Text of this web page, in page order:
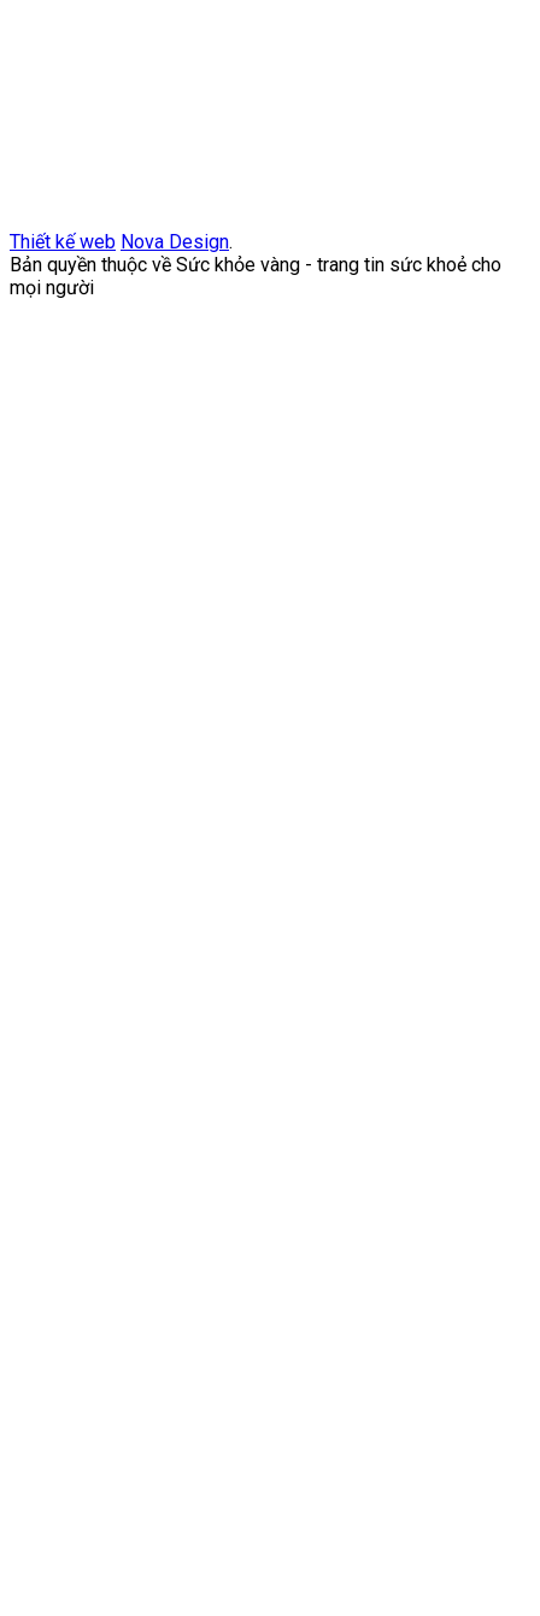
Thiết kế web Nova Design.
Bản quyền thuộc về Sức khỏe vàng - trang tin sức khoẻ cho
mọi người